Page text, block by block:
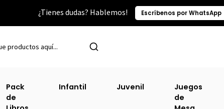
¿Tienes dudas? Hablemos! Escríbenos por WhatsApp
Pack
de
Infantil Juvenil
Juegos
de
Star Wars